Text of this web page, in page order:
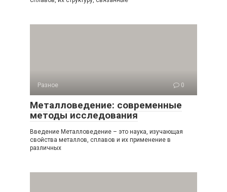
Разное 0
Металловедение: современные
методы исследования
Введение Металловедение – это наука, изучающая
свойства металлов, сплавов и их применение в
различных